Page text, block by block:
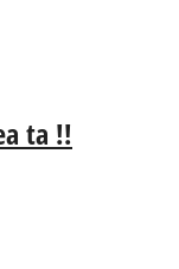
ta !!